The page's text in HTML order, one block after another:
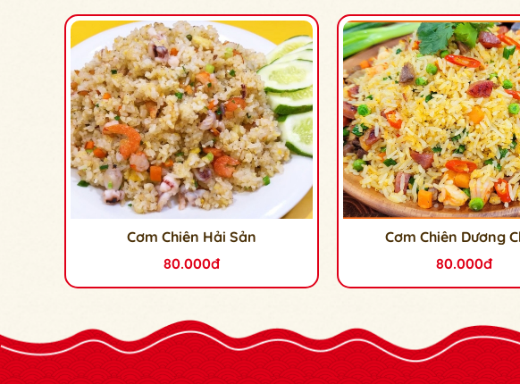
Cơm Chiên Hải Sản
80.000đ
Cơm Chiên Dương
80.000đ